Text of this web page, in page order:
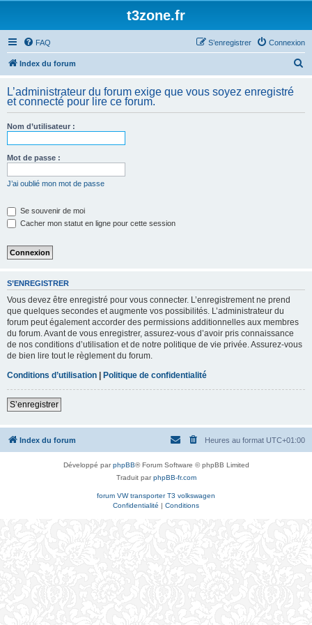
t3zone.fr
FAQ Connexion
S’enregistrer
Index du forum
h
L’administrateur du forum exige que vous soyez enregistré
et connecté pour lire ce forum.
Nom d’utilisateur :
Mot de passe :
J’ai oublié mon mot de passe
Se souvenir de moi
Cacher mon statut en ligne pour cette session
S’ENREGISTRER
Vous devez être enregistré pour vous connecter. L’enregistrement ne prend
que quelques secondes et augmente vos possibilités. L’administrateur du
forum peut également accorder des permissions additionnelles aux membres
du forum. Avant de vous enregistrer, assurez-vous d’avoir pris connaissance
de nos conditions d’utilisation et de notre politique de vie privée. Assurez-vous
de bien lire tout le règlement du forum.
Conditions d’utilisation | Politique de confidentialité
S’enregistrer
Index du forum Heures au format UTC+01:00
Développé parphpBB® Forum Software © phpBB Limited
Traduit parphpBB-fr.com
forum VW transporter T3 volkswagen
Confidentialité | Conditions